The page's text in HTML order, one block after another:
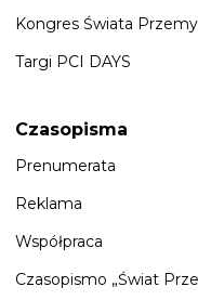
Kongres Świata
Targi PCI DAYS
Czasopisma
Prenumerata
Reklama
Współpraca
Czasopismo „Świat